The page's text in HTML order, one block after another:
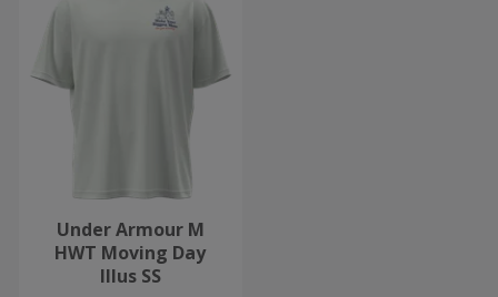
Under Armour M
HWT Moving Day
Illus SS